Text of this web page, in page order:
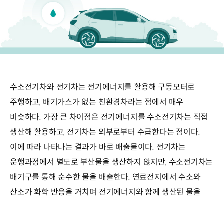
수소전기차와 전기차는 전기에너지를 활용해 구동모터로
주행하고, 배기가스가 없는 친환경차라는 점에서 매우
비슷하다. 가장 큰 차이점은 전기에너지를 수소전기차는 직접
생산해 활용하고, 전기차는 외부로부터 수급한다는 점이다.
이에 따라 나타나는 결과가 바로 배출물이다. 전기차는
운행과정에서 별도로 부산물을 생산하지 않지만, 수소전기차는
배기구를 통해 순수한 물을 배출한다. 연료전지에서 수소와
산소가 화학 반응을 거치며 전기에너지와 함께 생산된 물을